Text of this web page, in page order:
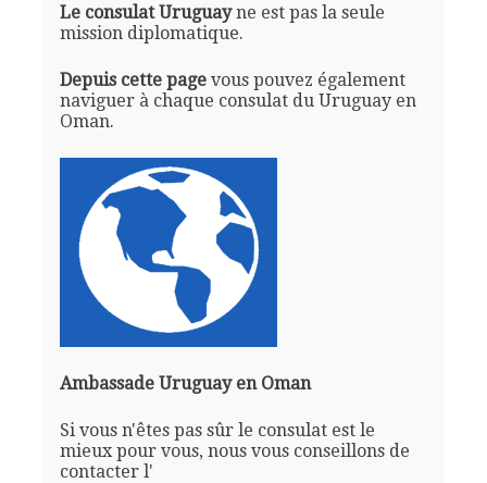
Le consulat Uruguayne est pas la seule
mission diplomatique.
Depuis cette pagevous pouvez également
naviguer à chaque consulat du Uruguay en
Oman.
Ambassade Uruguay en Oman
Si vous n'êtes pas sûr le consulat est le
mieux pour vous, nous vous conseillons de
contacter l'